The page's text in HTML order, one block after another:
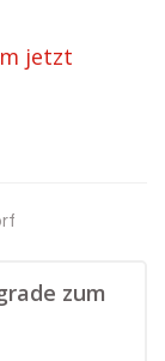
jetzt
zum